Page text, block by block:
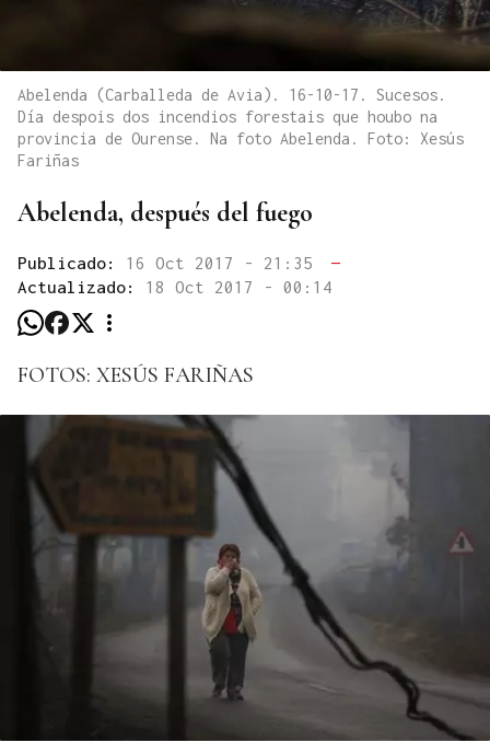
Abelenda (Carballeda de Avia). 16-10-17. Sucesos.
Día despois dos incendios forestais que houbo na
provincia de Ourense. Na foto Abelenda. Foto: Xesús
Fariñas
Abelenda, después del fuego
Publicado: 16 Oct 2017 - 21:35
—
Actualizado: 18 Oct 2017 - 00:14
FOTOS: XESÚS FARIÑAS